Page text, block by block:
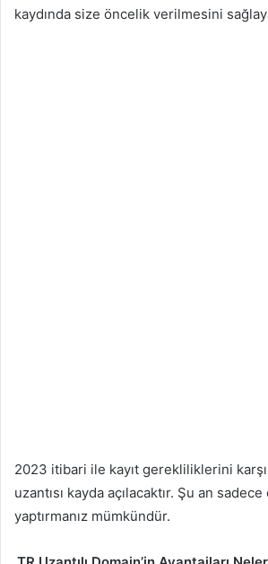
kaydında size öncelik verilmesini
2023 itibari ile kayıt gerekliliklerini
uzantısı kayda açılacaktır. Şu an
yaptırmanız mümkündür.